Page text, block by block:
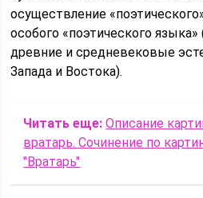
осуществление
особого «поэтического
древние и средневековые
Запада и Востока).
Читать еще: Описание
вратарь. Сочинение по
"Вратарь"